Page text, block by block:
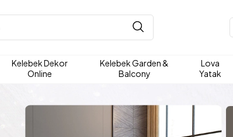
Kelebek Dekor
Online
Kelebek Garden &
Balcony
Lova
Yatak